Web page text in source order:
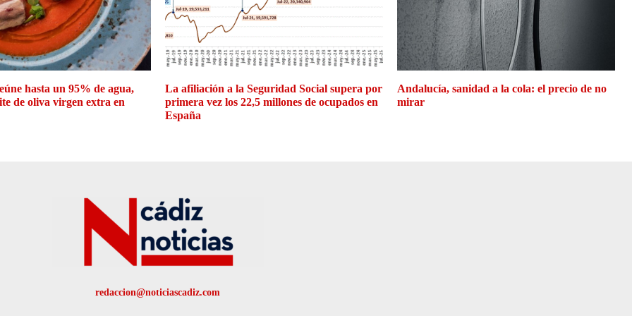
hasta un 95% de agua,
de oliva virgen extra en
La afiliación a la Seguridad Social supera por
primera vez los 22,5 millones de ocupados en
España
Andalucía, sanidad a la cola: el precio de no
mirar
redaccion@noticiascadiz.com